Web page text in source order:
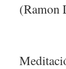
(Ramon